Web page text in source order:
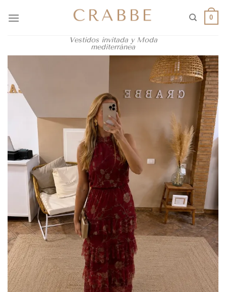
Vestidos invitada y Moda
mediterránea
0